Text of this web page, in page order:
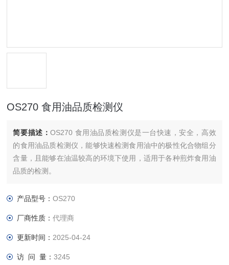
OS270 食用油品质检测仪
简要描述：OS270 食用油品质检测仪是一台快速，安全，高效
的食用油品质检测仪，能够快速检测食用油中的极性化合物组分
含量，且能够在油温较高的环境下使用，适用于各种煎炸食用油
品质的检测。
产品型号：OS270
厂商性质：代理商
更新时间： 2025-04-24
访 问 量：3245